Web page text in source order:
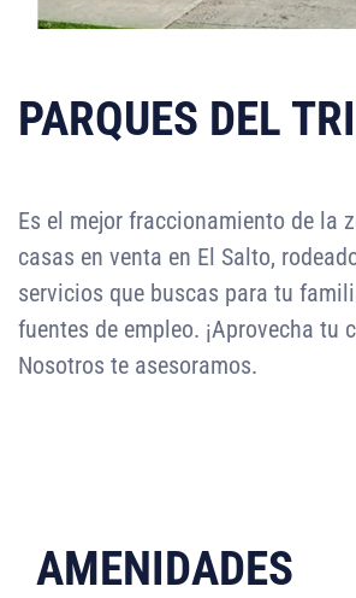
PARQUES DEL
Es el mejor fraccionamiento de la
casas en venta en El Salto,
servicios que buscas para tu
fuentes de empleo. ¡Aprovecha tu
Nosotros te asesoramos.
AMENIDADES